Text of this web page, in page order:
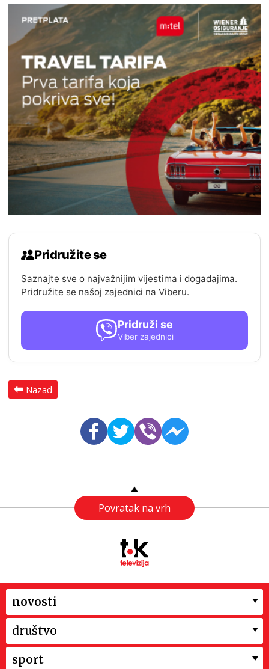
Pridružite se
Saznajte sve o najvažnijim vijestima i događajima.
Pridružite se našoj zajednici na Viberu.
Pridruži se
Viber zajednici
Nazad
Povratak na vrh
novosti
društvo
sport